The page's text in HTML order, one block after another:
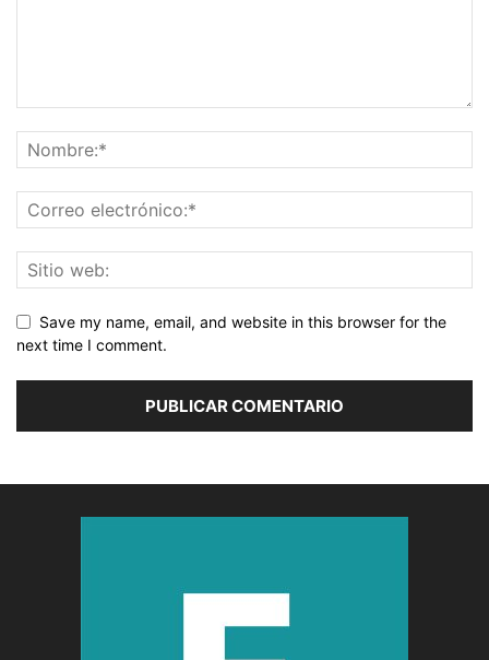
Save my name, email, and website in this browser for the
next time I comment.